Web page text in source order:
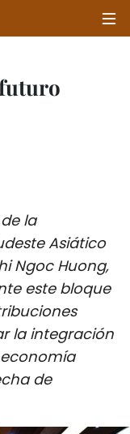
la
Asiático
Ngoc Huong,
este bloque
la integración
de